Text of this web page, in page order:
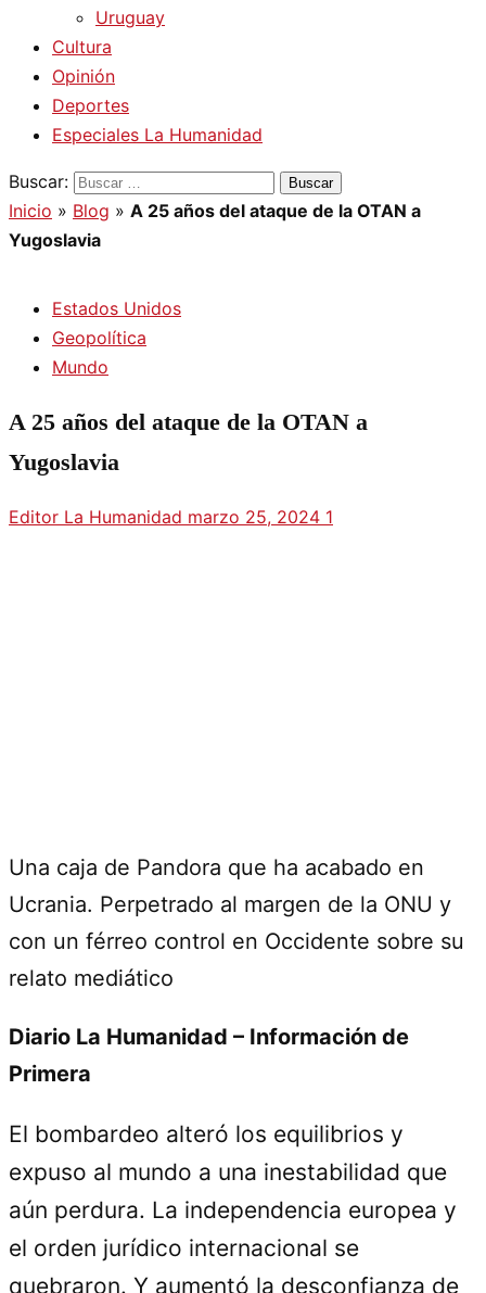
Uruguay
Cultura
Opinión
Deportes
Especiales La Humanidad
Buscar:
Inicio » Blog » A 25 años del ataque de la OTAN a
Yugoslavia
Estados Unidos
Geopolítica
Mundo
A 25 años del ataque de la OTAN a
Yugoslavia
Editor La Humanidad marzo 25, 2024 1
Una caja de Pandora que ha acabado en
Ucrania. Perpetrado al margen de la ONU y
con un férreo control en Occidente sobre su
relato mediático
Diario La Humanidad – Información de
Primera
El bombardeo alteró los equilibrios y
expuso al mundo a una inestabilidad que
aún perdura. La independencia europea y
el orden jurídico internacional se
quebraron. Y aumentó la desconfianza de